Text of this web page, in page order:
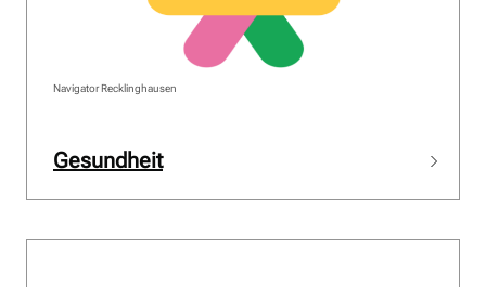
Gesundheit
Navigator Recklinghausen